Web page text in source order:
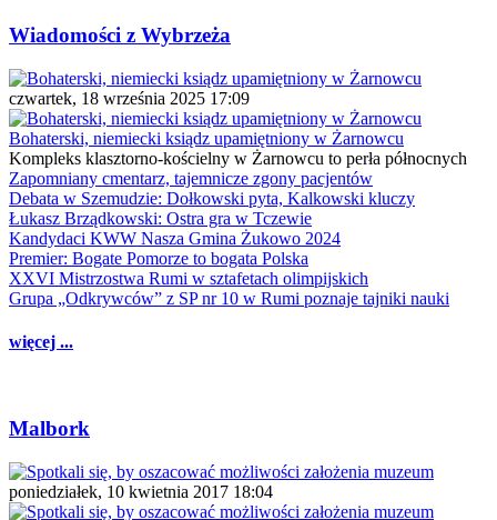
Wiadomości z Wybrzeża
czwartek, 18 września 2025 17:09
Bohaterski, niemiecki ksiądz upamiętniony w Żarnowcu
Kompleks klasztorno-kościelny w Żarnowcu to perła północnych
Zapomniany cmentarz, tajemnicze zgony pacjentów
Debata w Szemudzie: Dołkowski pyta, Kalkowski kluczy
Łukasz Brządkowski: Ostra gra w Tczewie
Kandydaci KWW Nasza Gmina Żukowo 2024
Premier: Bogate Pomorze to bogata Polska
XXVI Mistrzostwa Rumi w sztafetach olimpijskich
Grupa „Odkrywców” z SP nr 10 w Rumi poznaje tajniki nauki
więcej ...
Malbork
poniedziałek, 10 kwietnia 2017 18:04